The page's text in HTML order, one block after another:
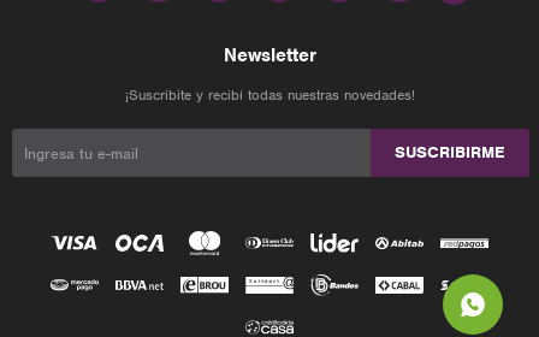
Newsletter
¡Suscribite y recibí todas nuestras novedades!
SUSCRIBIRME